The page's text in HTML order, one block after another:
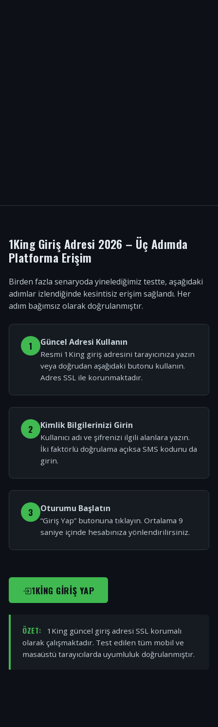
1King Giriş Adresi 2026 – Üç Adımda
Platforma Erişim
Birden fazla senaryoda yinelediğimiz testte, aşağıdaki
adımlar izlendiğinde kesintisiz erişim sağlandı. Her
adım bağımsız olarak doğrulanmıştır.
1 Güncel Adresi Kullanın
Resmi 1King giriş adresini tarayıcınıza yazın
veya doğrudan aşağıdaki butonu kullanın.
Adres SSL ile korunmaktadır.
2 Kimlik Bilgilerinizi Girin
Kullanıcı adı ve şifrenizi ilgili alanlara yazın.
İki faktörlü doğrulama açıksa SMS kodunu da
girin.
3 Oturumu Başlatın
“Giriş Yap” butonuna tıklayın. Ortalama 9
saniye içinde hesabınıza yönlendirilirsiniz.
1KING GIRIŞ YAP
ÖZET:
1King güncel giriş adresi SSL korumalı
olarak çalışmaktadır. Test edilen tüm mobil ve
masaüstü tarayıcılarda uyumluluk doğrulanmıştır.